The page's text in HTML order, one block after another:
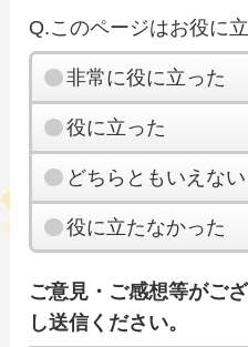
Q.このページはお役に
非常に役に立った
役に立った
どちらともいえない
役に立たなかった
ご意見・ご感想等がご
し送信ください。